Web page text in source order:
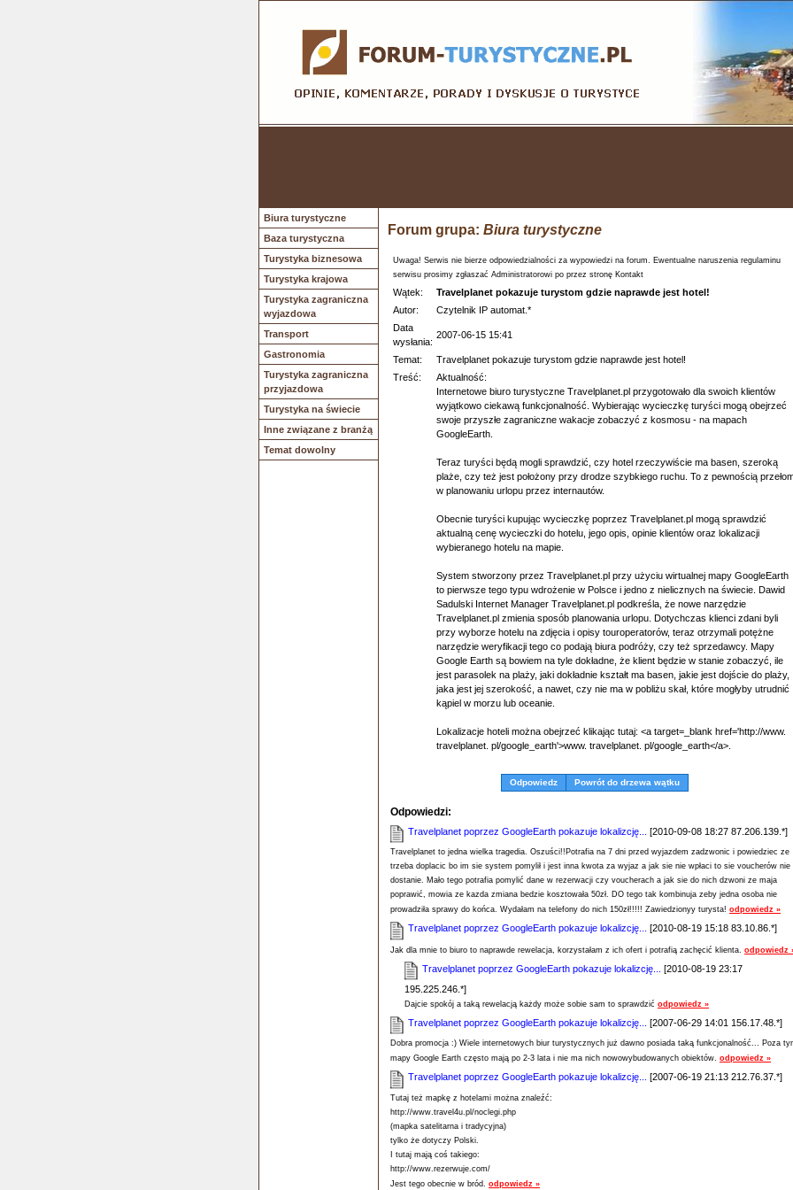
Biura turystyczne
Baza turystyczna
Turystyka biznesowa
Turystyka krajowa
Turystyka zagraniczna
wyjazdowa
Transport
Gastronomia
Turystyka zagraniczna
przyjazdowa
Turystyka na świecie
Inne związane z branżą
Temat dowolny
Forum grupa: Biura turystyczne
Uwaga! Serwis nie bierze odpowiedzialności za wypowiedzi na forum. Ewentualne naruszenia regulaminu
serwisu prosimy zgłaszać Administratorowi po przez stronę Kontakt
Wątek:
Travelplanet pokazuje turystom gdzie naprawde jest hotel!
Autor:
Czytelnik IP automat.*
Data
wysłania:
2007-06-15 15:41
Temat:
Travelplanet pokazuje turystom gdzie naprawde jest hotel!
Treść:
Aktualność:
Internetowe biuro turystyczne Travelplanet.pl przygotowało dla swoich klientów
wyjątkowo ciekawą funkcjonalność. Wybierając wycieczkę turyści mogą obejrzeć
swoje przyszłe zagraniczne wakacje zobaczyć z kosmosu - na mapach
GoogleEarth.
Teraz turyści będą mogli sprawdzić, czy hotel rzeczywiście ma basen, szeroką
plaże, czy też jest położony przy drodze szybkiego ruchu. To z pewnością
w planowaniu urlopu przez internautów.
Obecnie turyści kupując wycieczkę poprzez Travelplanet.pl mogą sprawdzić
aktualną cenę wycieczki do hotelu, jego opis, opinie klientów oraz lokalizacji
wybieranego hotelu na mapie.
System stworzony przez Travelplanet.pl przy użyciu wirtualnej mapy GoogleEarth
to pierwsze tego typu wdrożenie w Polsce i jedno z nielicznych na świecie. Dawid
Sadulski Internet Manager Travelplanet.pl podkreśla, że nowe narzędzie
Travelplanet.pl zmienia sposób planowania urlopu. Dotychczas klienci zdani byli
przy wyborze hotelu na zdjęcia i opisy touroperatorów, teraz otrzymali potężne
narzędzie weryfikacji tego co podają biura podróży, czy też sprzedawcy. Mapy
Google Earth są bowiem na tyle dokładne, że klient będzie w stanie zobaczyć, ile
jest parasolek na plaży, jaki dokładnie kształt ma basen, jakie jest dojście do plaży,
jaka jest jej szerokość, a nawet, czy nie ma w pobliżu skał, które mogłyby utrudnić
kąpiel w morzu lub oceanie.
Lokalizacje hoteli można obejrzeć klikając tutaj: <a target=_blank href='http://www.
travelplanet. pl/google_earth'>www. travelplanet. pl/google_earth</a>.
Odpowiedz Powrót do drzewa wątku
Odpowiedzi:
Travelplanet poprzez GoogleEarth pokazuje lokalizcję... [2010-09-08 18:27 87.206.139.*]
Travelplanet to jedna wielka tragedia. Oszuści!!Potrafia na 7 dni przed wyjazdem zadzwonic i powiedziec ze
trzeba doplacic bo im sie system pomylił i jest inna kwota za wyjaz a jak sie nie wpłaci to sie voucherów nie
dostanie. Mało tego potrafia pomylić dane w rezerwacji czy voucherach a jak sie do nich dzwoni ze maja
poprawić, mowia ze kazda zmiana bedzie kosztowała 50zł. DO tego tak kombinuja zeby jedna osoba nie
prowadziła sprawy do końca. Wydałam na telefony do nich 150zł!!!!! Zawiedzionyy turysta! odpowiedz »
Travelplanet poprzez GoogleEarth pokazuje lokalizcję... [2010-08-19 15:18 83.10.86.*]
Jak dla mnie to biuro to naprawde rewelacja, korzystałam z ich ofert i potrafią zachęcić klienta. odpowiedz
Travelplanet poprzez GoogleEarth pokazuje lokalizcję...
[2010-08-19 23:17
195.225.246.*]
Dajcie spokój a taką rewelacją każdy może sobie sam to sprawdzić odpowiedz »
Travelplanet poprzez GoogleEarth pokazuje lokalizcję... [2007-06-29 14:01 156.17.48.*]
Dobra promocja :) Wiele internetowych biur turystycznych już dawno posiada taką funkcjonalność... Poza
mapy Google Earth często mają po 2-3 lata i nie ma nich nowowybudowanych obiektów. odpowiedz »
Travelplanet poprzez GoogleEarth pokazuje lokalizcję... [2007-06-19 21:13 212.76.37.*]
Tutaj też mapkę z hotelami można znaleźć:
http://www.travel4u.pl/noclegi.php
(mapka satelitarna i tradycyjna)
tylko że dotyczy Polski.
I tutaj mają coś takiego:
http://www.rezerwuje.com/
Jest tego obecnie w bród.
odpowiedz »